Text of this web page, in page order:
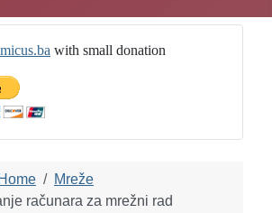
with small donation
Home
Mreže
računara za mrežni rad